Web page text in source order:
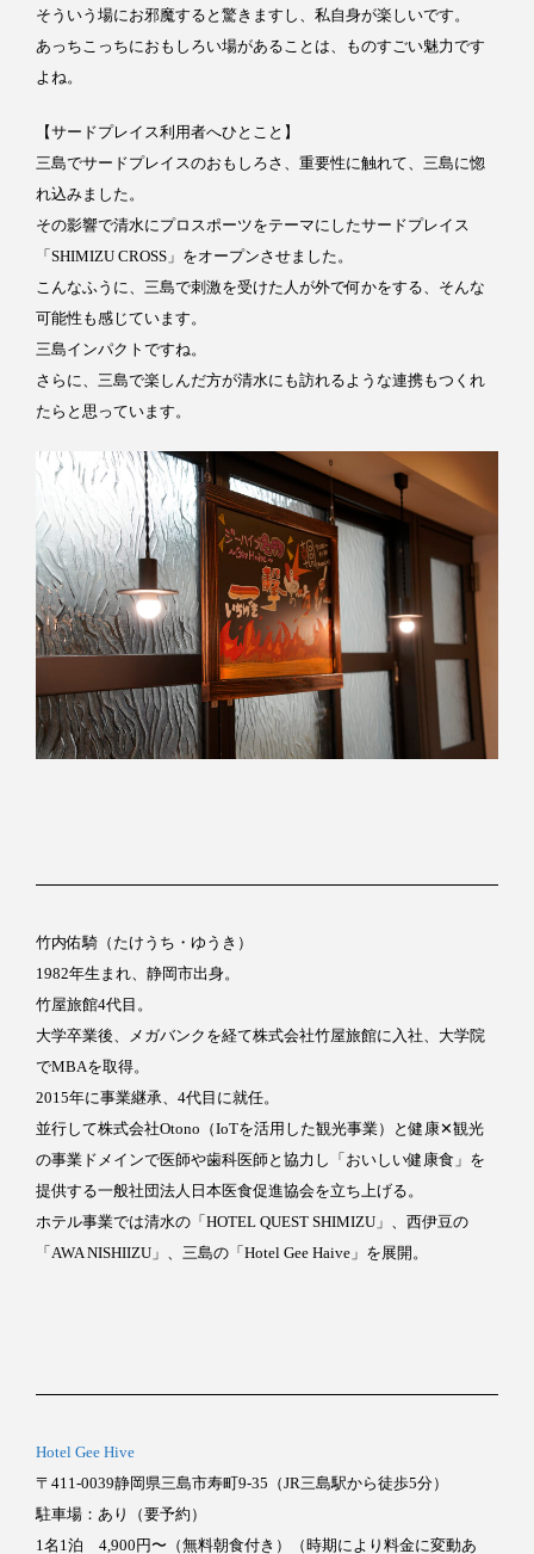
そういう場にお邪魔すると驚きますし、私自身が楽しいです。
あっちこっちにおもしろい場があることは、ものすごい魅力です
よね。
【サードプレイス利用者へひとこと】
三島でサードプレイスのおもしろさ、重要性に触れて、三島に惚
れ込みました。
その影響で清水にプロスポーツをテーマにしたサードプレイス
「SHIMIZU CROSS」をオープンさせました。
こんなふうに、三島で刺激を受けた人が外で何かをする、そんな
可能性も感じています。
三島インパクトですね。
さらに、三島で楽しんだ方が清水にも訪れるような連携もつくれ
たらと思っています。
竹内佑騎（たけうち・ゆうき）
1982年生まれ、静岡市出身。
竹屋旅館4代目。
大学卒業後、メガバンクを経て株式会社竹屋旅館に入社、大学院
でMBAを取得。
2015年に事業継承、4代目に就任。
並行して株式会社Otono（IoTを活用した観光事業）と健康✕観光
の事業ドメインで医師や歯科医師と協力し「おいしい健康食」を
提供する一般社団法人日本医食促進協会を立ち上げる。
ホテル事業では清水の「HOTEL QUEST SHIMIZU」、西伊豆の
「AWA NISHIIZU」、三島の「Hotel Gee Haive」を展開。
Hotel Gee Hive
〒411-0039静岡県三島市寿町9-35（JR三島駅から徒歩5分）
駐車場：あり（要予約）
1名1泊 4,900円〜（無料朝食付き）（時期により料金に変動あ